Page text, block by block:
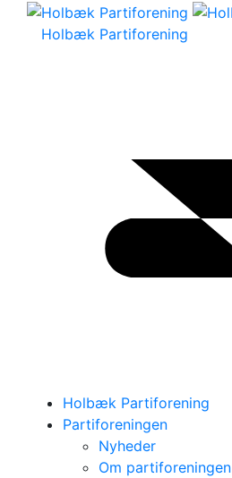
Holbæk Partiforening
Holbæk Partiforening
Partiforeningen
Nyheder
Om partiforeningen